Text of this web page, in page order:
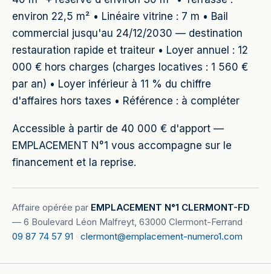
environ 22,5 m² • Linéaire vitrine : 7 m • Bail
commercial jusqu'au 24/12/2030 — destination
restauration rapide et traiteur • Loyer annuel : 12
000 € hors charges (charges locatives : 1 560 €
par an) • Loyer inférieur à 11 % du chiffre
d'affaires hors taxes • Référence : à compléter
Accessible à partir de 40 000 € d'apport —
EMPLACEMENT N°1 vous accompagne sur le
financement et la reprise.
Affaire opérée par EMPLACEMENT N°1 CLERMONT-FD
— 6 Boulevard Léon Malfreyt, 63000 Clermont-Ferrand ·
09 87 74 57 91 · clermont@emplacement-numero1.com